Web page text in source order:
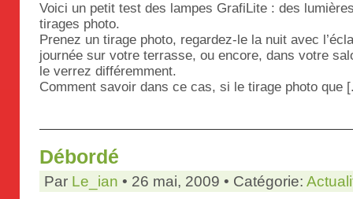
Voici un petit test des lampes GrafiLite : des
tirages photo.
Prenez un tirage photo, regardez-le la nuit avec
journée sur votre terrasse, ou encore, dans votre
le verrez différemment.
Comment savoir dans ce cas, si le tirage photo que
Débordé
Par Le_ian • 26 mai, 2009 • Catégorie: